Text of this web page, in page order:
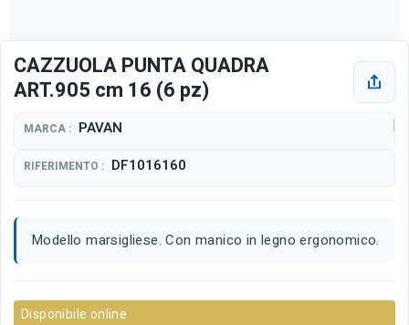
CAZZUOLA PUNTA QUADRA
ART.905 cm 16 (6 pz)
MARCA : PAVAN
RIFERIMENTO : DF1016160
Modello marsigliese. Con manico in legno ergonomico.
Disponibile online